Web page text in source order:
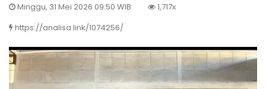
Minggu, 31 Mei 2026 09:50 WIB
1,717x
https://analisa.link/1074256/